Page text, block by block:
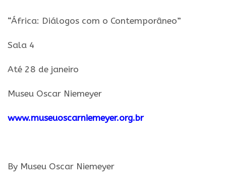
“África: Diálogos com o Contemporâneo”
Sala 4
Até 28 de janeiro
Museu Oscar Niemeyer
www.museuoscarniemeyer.org.br
By Museu Oscar Niemeyer